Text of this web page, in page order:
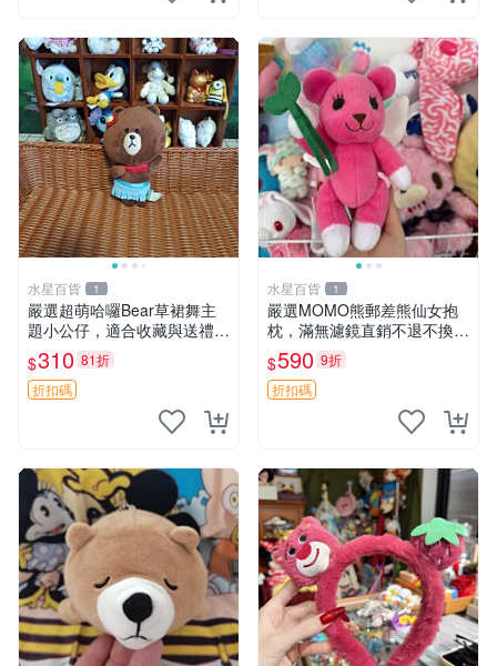
水星百貨 1
嚴選超萌哈囉Bear草裙舞主
題小公仔，適合收藏與送禮 1
00 克 哈囉Bear 草裙舞
$310 81折
折扣碼
水星百貨 1
嚴選MOMO熊郵差熊仙女抱
枕，滿無濾鏡直銷不退不換
經典造型可愛必備 紅薯啵啵
間抱枕 抱枕 時尚
$590 9折
折扣碼